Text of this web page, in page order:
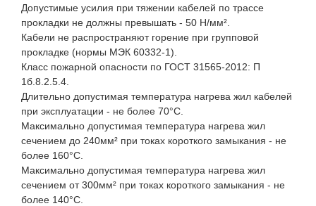
Допустимые усилия при тяжении кабелей по трассе
прокладки не должны превышать - 50 Н/мм².
Кабели не распространяют горение при групповой
прокладке (нормы МЭК 60332-1).
Класс пожарной опасности по ГОСТ 31565-2012: П
1б.8.2.5.4.
Длительно допустимая температура нагрева жил кабелей
при эксплуатации - не более 70°С.
Максимально допустимая температура нагрева жил
сечением до 240мм² при токах короткого замыкания - не
более 160°С.
Максимально допустимая температура нагрева жил
сечением от 300мм² при токах короткого замыкания - не
более 140°С.